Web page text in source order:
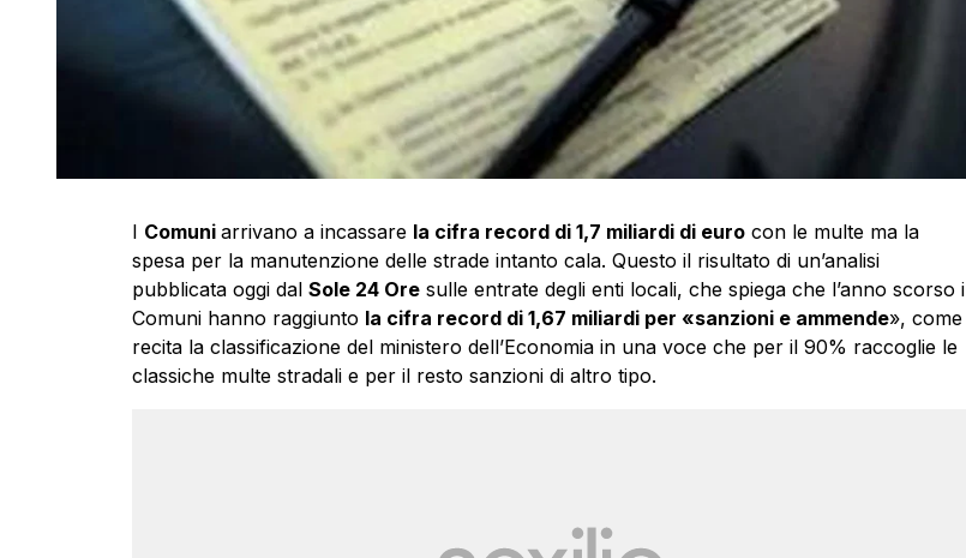
I Comuni arrivano a incassare la cifra record di 1,7 miliardi di eurocon le multe ma la
spesa per la manutenzione delle strade intanto cala. Questo il risultato di un’analisi
pubblicata oggi dal Sole 24 Oresulle entrate degli enti locali, che spiega che l’anno scorso i
Comuni hanno raggiunto la cifra record di 1,67 miliardi per «sanzioni e ammende», come
recita la classificazione del ministero dell’Economia in una voce che per il 90% raccoglie le
classiche multe stradali e per il resto sanzioni di altro tipo.